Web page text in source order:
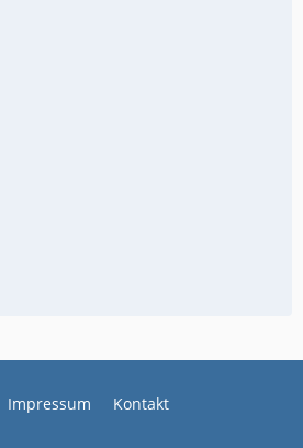
Impressum Kontakt